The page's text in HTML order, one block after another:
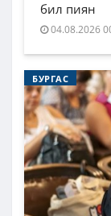
бил пиян
04.08.2026
БУРГАС